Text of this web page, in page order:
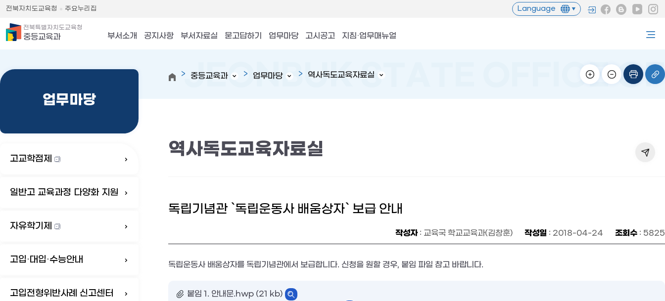
전북자치도교육청 주요누리집 Language
전북특별자치도교육청
중등교육과 부서소개 공지사항 부서자료실 묻고답하기 업무마당 고시공고 지침·업무매뉴얼
업무마당
고교학점제
일반고 교육과정 다양화 지원
자유학기제
고입·대입·수능안내
고입전형위반사례 신고센터
중등교육과 업무마당 역사독도교육자료실
역사독도교육자료실
독립기념관 `독립운동사 배움상자` 보급 안내
작성자: 교육국 학교교육과(김창훈) 작성일 : 2018-04-24 조회수 : 5825
독립운동사 배움상자를 독립기념관에서 보급합니다. 신청을 원할 경우, 붙임 파일 참고 바랍니다.
붙임 1. 안내문.hwp (21 kb)